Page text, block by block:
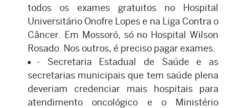
todos os exames gratuitos no Hospital
Universitário Onofre Lopes e na Liga Contra o
Câncer. Em Mossoró, só no Hospital Wilson
Rosado. Nos outros, é preciso pagar exames.
- Secretaria Estadual de Saúde e as
secretarias municipais que tem saúde plena
deveriam credenciar mais hospitais para
atendimento oncológico e o Ministério